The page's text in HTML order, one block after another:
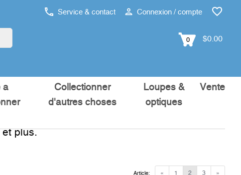
Service & contact Connexion / compte
0 $0.00
a
Collectionner
d'autres choses
Loupes &
optiques
Vente
plus.
« 1 2 3 »
Article: